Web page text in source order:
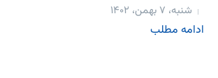
شنبه، ۷ بهمن، ۱۴۰۲
ادامه مطلب